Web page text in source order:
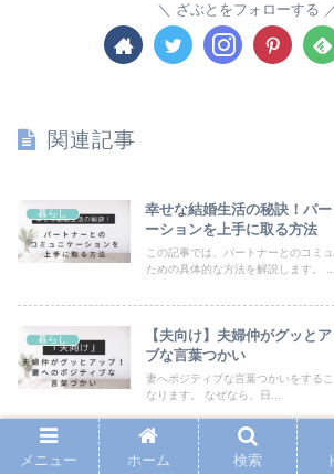
ざぶとをフォローする
関連記事
暮らし
幸せな結婚生活の秘訣！パ
ーションを上手に取る方法
この記事では、パートナーとのコミ
ための具体的な方法を解説します。 ...
暮らし
【夫向け】夫婦仲がグッと
ブな言葉つかい
妻へポジティブな言葉つかいをする
なります。 なぜなら、日...
暮らし
避けては通れない！？夫婦
メニュー ホーム 検索